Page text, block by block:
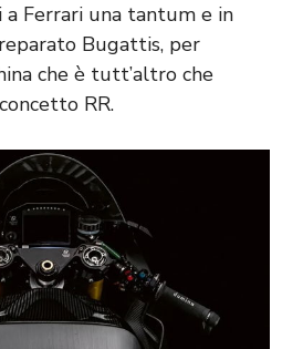
Ferrari una tantum e in
Bugattis, per
che è tutt’altro che
RR.